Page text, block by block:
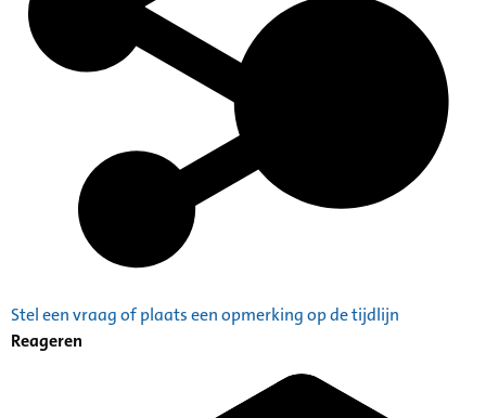
Stel een vraag of plaats een opmerking op de tijdlijn
Reageren